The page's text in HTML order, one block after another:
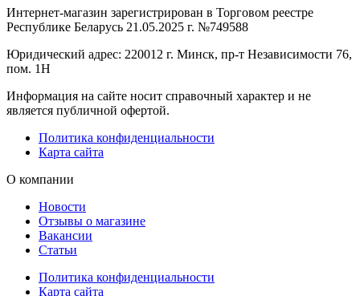
Интернет-магазин зарегистрирован в Торговом реестре
Республике Беларусь 21.05.2025 г. №749588
Юридический адрес: 220012 г. Минск, пр-т Независимости 76,
пом. 1Н
Информация на сайте носит справочный характер и не
является публичной офертой.
Политика конфиденциальности
Карта сайта
О компании
Новости
Отзывы о магазине
Вакансии
Статьи
Политика конфиденциальности
Карта сайта